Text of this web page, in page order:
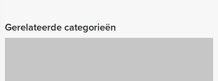
Gerelateerde categorieën